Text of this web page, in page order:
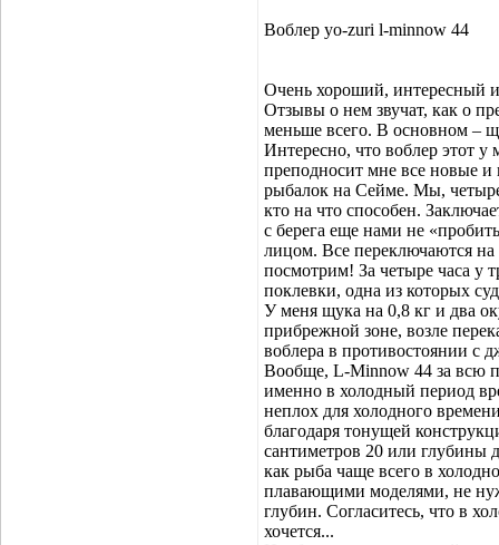
Воблер yo-zuri l-minnow 44
Очень хороший, интересный
Отзывы о нем звучат, как о
меньше всего. В основном –
Интересно, что воблер этот
преподносит мне все новые
рыбалок на Сейме. Мы,
кто на что способен.
с берега еще нами не
лицом. Все переключаются
посмотрим! За четыре часа у
поклевки, одна из которых
У меня щука на 0,8 кг и два
прибрежной зоне, возле
воблера в противостоянии с
Вообще, L-Minnow 44 за всю
именно в холодный период
неплох для холодного
благодаря тонущей
сантиметров 20 или глубины
как рыба чаще всего в
плавающими моделями, не
глубин. Согласитесь, что в
хочется...